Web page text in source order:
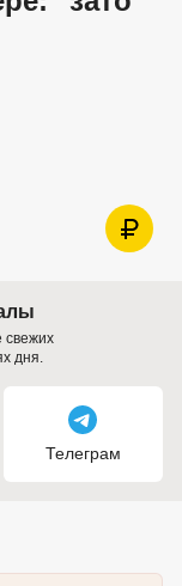
свежих
дня.
Телеграм